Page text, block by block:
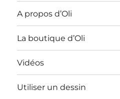
A propos d’Oli
La boutique d’Oli
Vidéos
Utiliser un dessin